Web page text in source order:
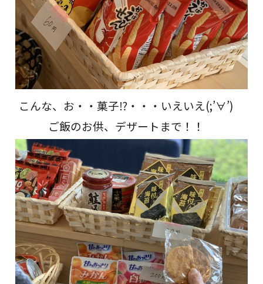
こんな、お・・菓子⁉・・・いえいえ(;’∀’)
ご飯のお供、デザートまで！！